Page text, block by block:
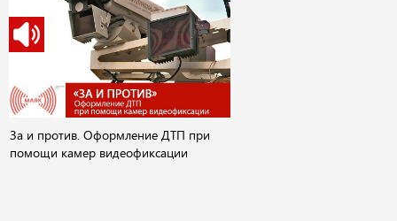
За и против. Оформление ДТП при
помощи камер видеофиксации